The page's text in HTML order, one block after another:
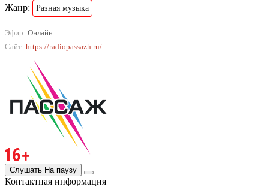
Жанр:
Разная музыка
Эфир: Онлайн
Сайт: https://radiopassazh.ru/
Слушать На паузу
Контактная информация